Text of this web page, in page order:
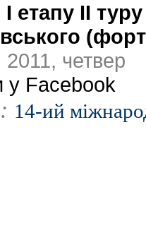
етапу II
четвер
у Facebook
14-ий